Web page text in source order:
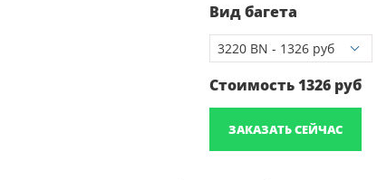
Вид багета
Стоимость1326 руб
ЗАКАЗАТЬ СЕЙЧАС